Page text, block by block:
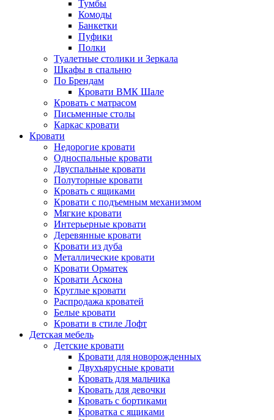
Тумбы
Комоды
Банкетки
Пуфики
Полки
Туалетные столики и Зеркала
Шкафы в спальню
По Брендам
Кровати ВМК Шале
Кровать с матрасом
Письменные столы
Каркас кровати
Кровати
Недорогие кровати
Односпальные кровати
Двуспальные кровати
Полуторные кровати
Кровать с ящиками
Кровати с подъемным механизмом
Мягкие кровати
Интерьерные кровати
Деревянные кровати
Кровати из дуба
Металлические кровати
Кровати Орматек
Кровати Аскона
Круглые кровати
Распродажа кроватей
Белые кровати
Кровати в стиле Лофт
Детская мебель
Детские кровати
Кровати для новорожденных
Двухъярусные кровати
Кровать для мальчика
Кровать для девочки
Кровать с бортиками
Кроватка с ящиками